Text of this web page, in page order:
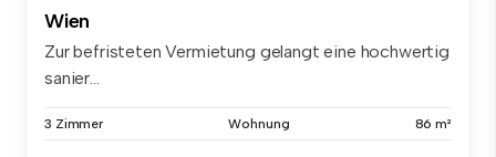
Wien
Zur befristeten Vermietung gelangt eine hochwertig
sanier...
3 Zimmer Wohnung 86 m²